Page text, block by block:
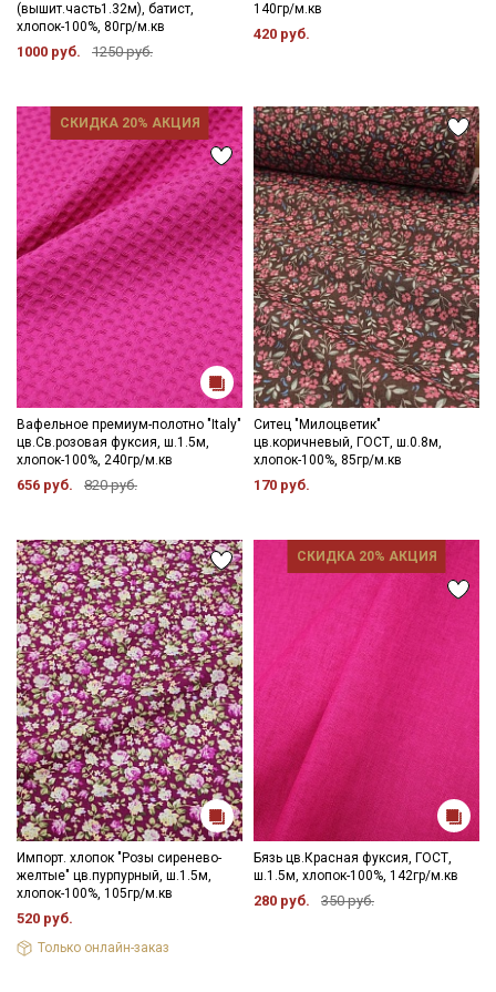
(вышит.часть1.32м), батист,
хлопок-100%, 80гр/м.кв
1000 руб. 1250 руб.
140гр/м.кв
420 руб.
СКИДКА 20% АКЦИЯ
Вафельное премиум-полотно "Italy"
цв.Св.розовая фуксия, ш.1.5м,
хлопок-100%, 240гр/м.кв
656 руб. 820 руб.
Ситец "Милоцветик"
цв.коричневый, ГОСТ, ш.0.8м,
хлопок-100%, 85гр/м.кв
170 руб.
Импорт. хлопок "Розы сиренево-
желтые" цв.пурпурный, ш.1.5м,
хлопок-100%, 105гр/м.кв
520 руб.
Только онлайн-заказ
СКИДКА 20% АКЦИЯ
Бязь цв.Красная фуксия, ГОСТ,
ш.1.5м, хлопок-100%, 142гр/м.кв
280 руб. 350 руб.